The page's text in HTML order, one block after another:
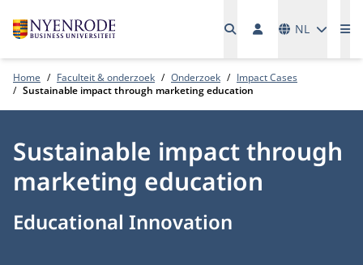
NL
Home Faculteit & onderzoek Onderzoek
Impact Cases
Sustainable impact through marketing education
Sustainable impact through
marketing education
Educational Innovation